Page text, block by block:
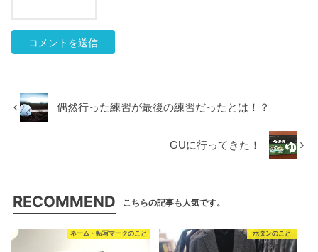
偶然行った練習が最後の練習だったとは！？
GUに行ってきた！
RECOMMEND こちらの記事も人気です。
ネーム・転写マークのこと ボタンのこと